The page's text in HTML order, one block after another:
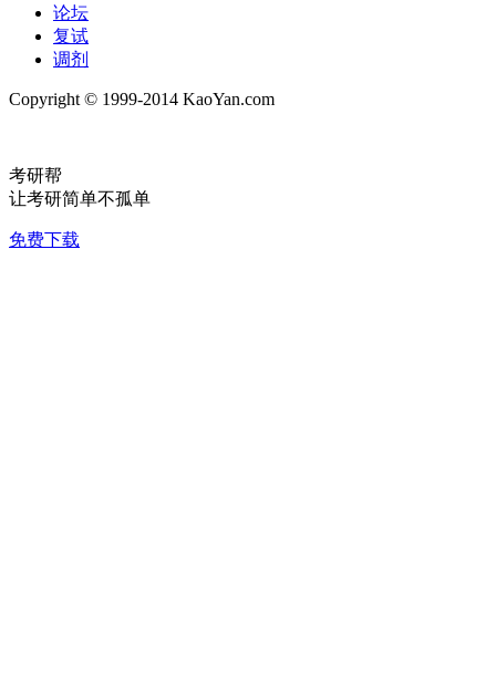
论坛
复试
调剂
Copyright © 1999-2014 KaoYan.com
考研帮
让考研简单不孤单
免费下载